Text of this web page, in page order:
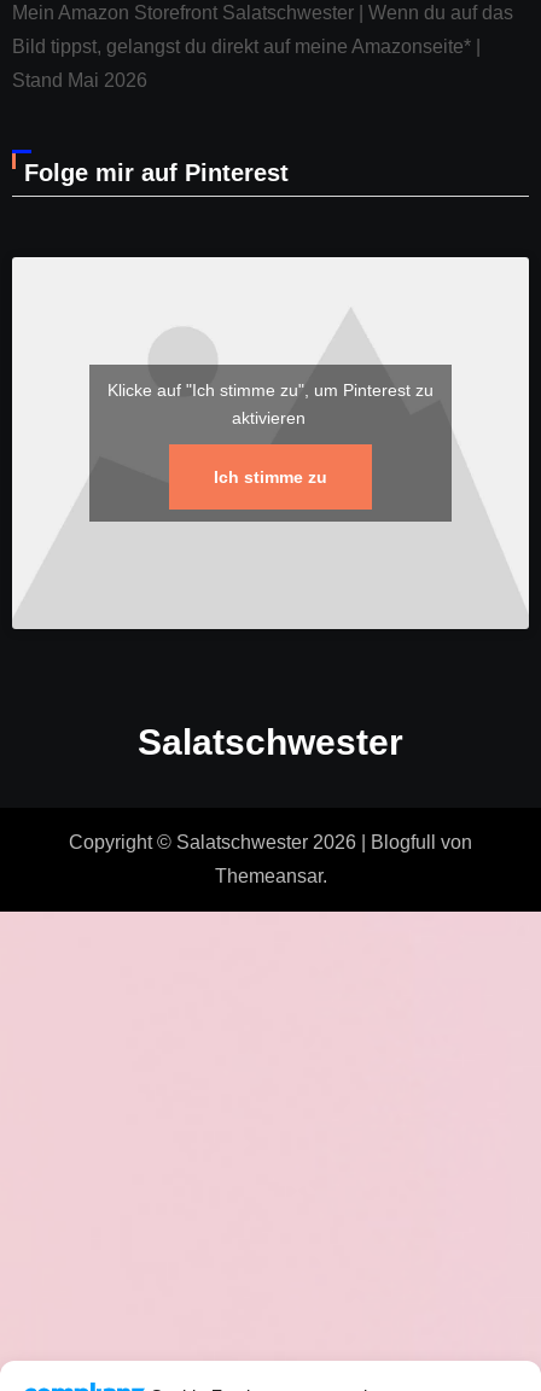
Mein Amazon Storefront Salatschwester | Wenn du auf das
Bild tippst, gelangst du direkt auf meine Amazonseite* |
Stand Mai 2026
Folge mir auf Pinterest
Klicke auf "Ich stimme zu", um Pinterest zu
aktivieren
Ich stimme zu
Salatschwester
Copyright © Salatschwester 2026 Blogfull
von
Themeansar.